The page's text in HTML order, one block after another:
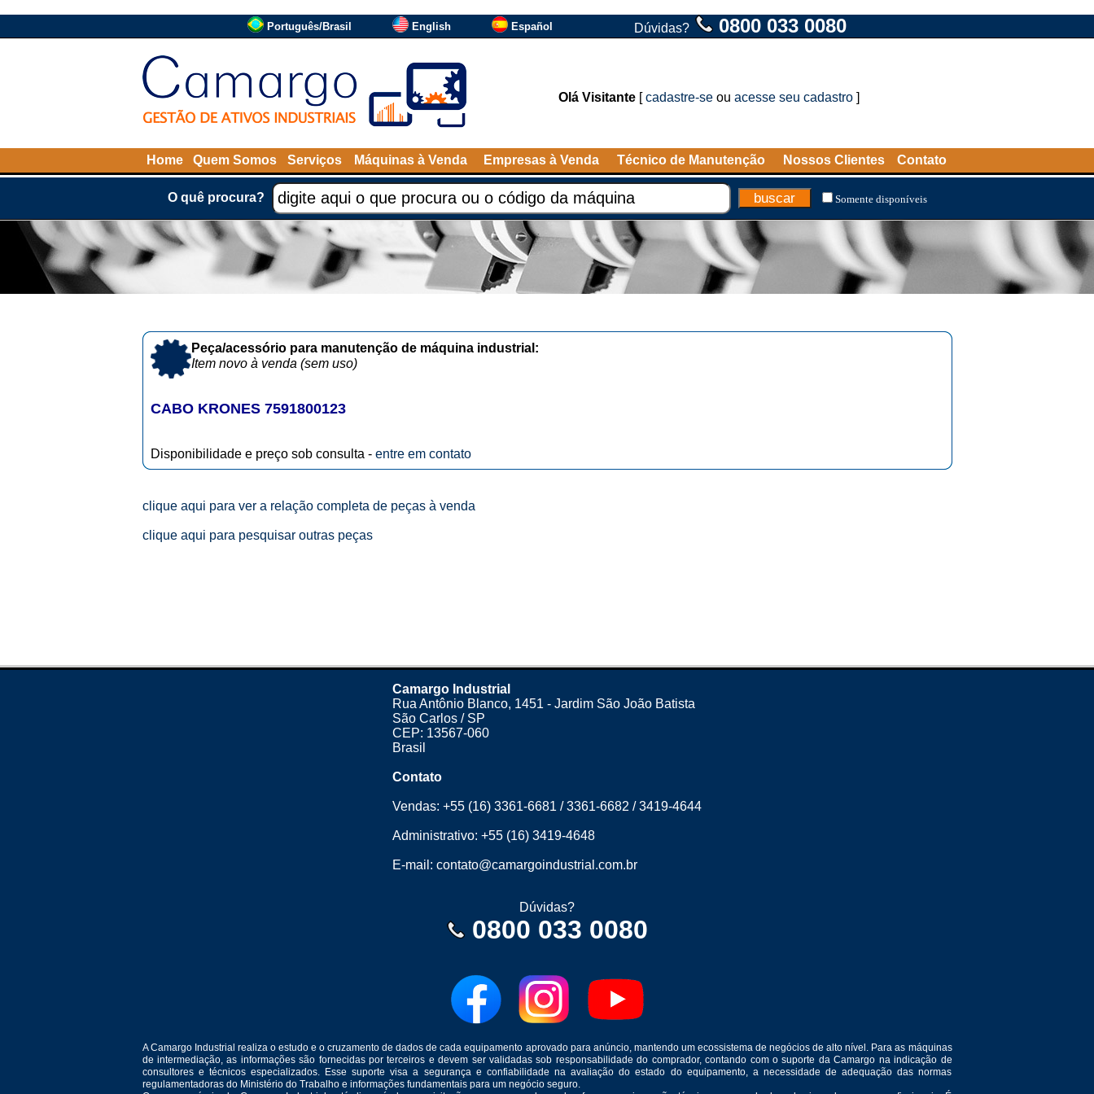
Português/Brasil English Español Dúvidas? 0800 033 0080
Olá Visitante [cadastre-se ou acesse seu cadastro ]
Home Quem Somos Serviços Máquinas à Venda Empresas à Venda Técnico de Manutenção Nossos Clientes Contato
O quê procura? Somente disponíveis
Peça/acessório para manutenção de máquina industrial:
Item novo à venda (sem uso)
CABO KRONES 7591800123
Disponibilidade e preço sob consulta - entre em contato
clique aqui para ver a relação completa de peças à venda
clique aqui para pesquisar outras peças
Camargo Industrial
Rua Antônio Blanco, 1451 - Jardim São João Batista
São Carlos / SP
CEP: 13567-060
Brasil
Contato
Vendas: +55 (16) 3361-6681 /3361-6682 /3419-4644
Administrativo: +55 (16) 3419-4648
E-mail: contato@camargoindustrial.com.br
Dúvidas?
0800 033 0080
A Camargo Industrial realiza o estudo e o cruzamento de dados de cada equipamento aprovado para anúncio, mantendo um ecossistema de negócios de alto nível. Para as máquinas
de intermediação, as informações são fornecidas por terceiros e devem ser validadas sob responsabilidade do comprador, contando com o suporte da Camargo na indicação de
consultores e técnicos especializados. Esse suporte visa a segurança e confiabilidade na avaliação do estado do equipamento, a necessidade de adequação das normas
regulamentadoras do Ministério do Trabalho e informações fundamentais para um negócio seguro.